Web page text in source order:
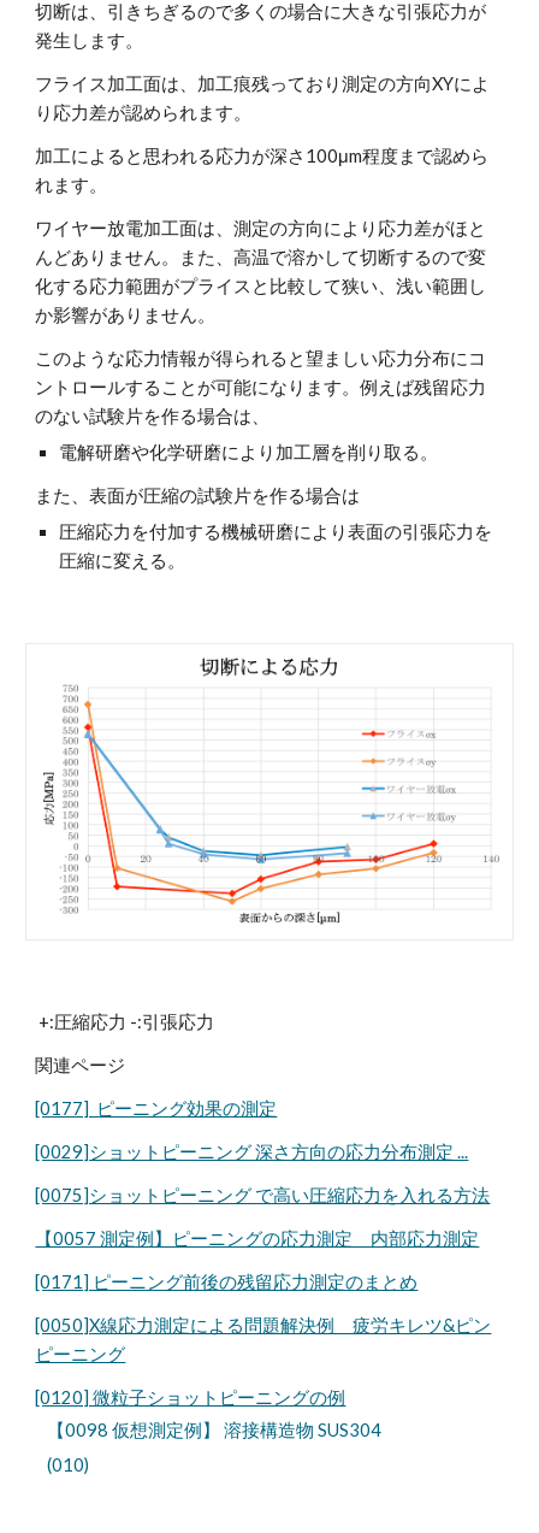
切断は、引きちぎるので多くの場合に大きな引張応力が
発生します。
フライス加工面は、加工痕残っており測定の方向XYによ
り応力差が認められます。
加工によると思われる応力が深さ100μm程度まで認めら
れます。
ワイヤー放電加工面は、測定の方向により応力差がほと
んどありません。また、高温で溶かして切断するので変
化する応力範囲がプライスと比較して狭い、浅い範囲し
か影響がありません。
このような応力情報が得られると望ましい応力分布にコ
ントロールすることが可能になります。例えば残留応力
のない試験片を作る場合は、
電解研磨や化学研磨により加工層を削り取る。
また、表面が圧縮の試験片を作る場合は
圧縮応力を付加する機械研磨により表面の引張応力を
圧縮に変える。
+:圧縮応力 -:引張応力
関連ページ
[0177] ピーニング効果の測定
[0029]ショットピーニング 深さ方向の応力分布測定 ...
[0075]ショットピーニング で高い圧縮応力を入れる方法
【0057 測定例】ピーニングの応力測定 内部応力測定
[0171] ピーニング前後の残留応力測定のまとめ
[0050]X線応力測定による問題解決例 疲労キレツ&ピン
ピーニング
[0120] 微粒子ショットピーニングの例
【0098 仮想測定例】 溶接構造物 SUS304
(010)